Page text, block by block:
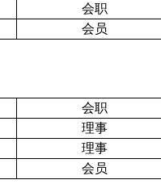
会职
会员
会职
理事
理事
会员